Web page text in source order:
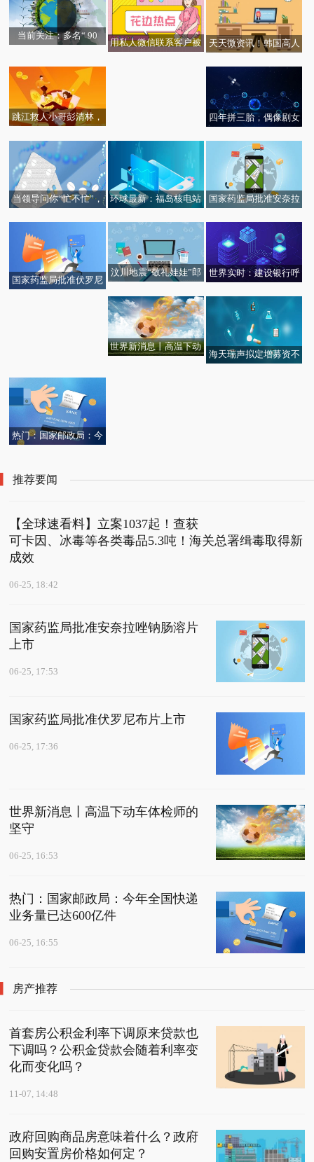
当前关注：多名“ 90
站刊文分析原因
用私人微信联系客户被
天天微资讯！韩国高人
遭抵制！官方点名，粉
丝还护着
跳江救人小哥彭清林，
四年拼三胎，偶像剧女
当领导问你“忙不忙”，
环球最新：福岛核电站
孕妇等不能参观
国家药监局批准安奈拉
国家药监局批准伏罗尼
​汶川地震“敬礼娃娃”郎
球热文
世界实时：建设银行呼
权益保护宣传活动
世界新消息丨高温下动
海天瑞声拟定增募资不
热门：国家邮政局：今
推荐要闻
【全球速看料】立案1037起！查获
可卡因、冰毒等各类毒品5.3吨！海关总署缉毒取得新
成效
06-25, 18:42
国家药监局批准安奈拉唑钠肠溶片
上市
06-25, 17:53
国家药监局批准伏罗尼布片上市
06-25, 17:36
世界新消息丨高温下动车体检师的
坚守
06-25, 16:53
热门：国家邮政局：今年全国快递
业务量已达600亿件
06-25, 16:55
房产推荐
首套房公积金利率下调原来贷款也
下调吗？公积金贷款会随着利率变
化而变化吗？
11-07, 14:48
政府回购商品房意味着什么？政府
回购安置房价格如何定？